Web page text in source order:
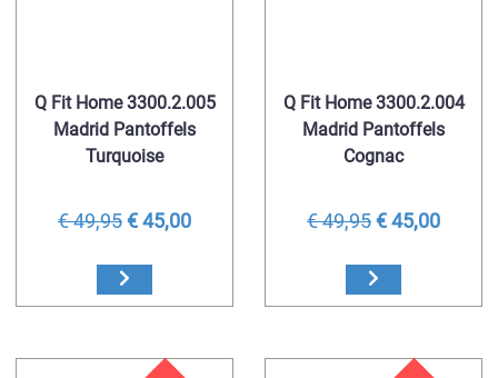
Q Fit Home 3300.2.005
Madrid Pantoffels
Turquoise
€ 49,95€ 45,00
Q Fit Home 3300.2.004
Madrid Pantoffels
Cognac
€ 49,95€ 45,00